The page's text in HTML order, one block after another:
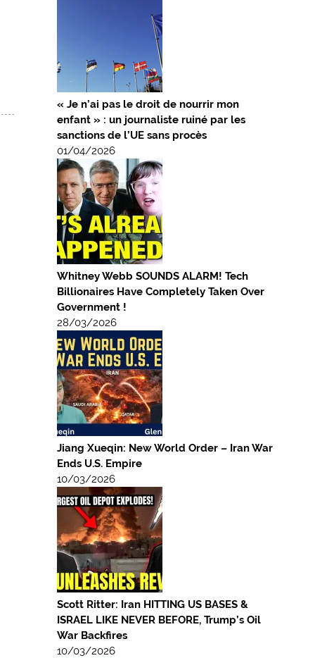
« Je n’ai pas le droit de nourrir mon
enfant » : un journaliste ruiné par les
sanctions de l’UE sans procès
01/04/2026
Whitney Webb SOUNDS ALARM! Tech
Billionaires Have Completely Taken Over
Government !
28/03/2026
Jiang Xueqin: New World Order – Iran War
Ends U.S. Empire
10/03/2026
Scott Ritter: Iran HITTING US BASES &
ISRAEL LIKE NEVER BEFORE, Trump’s Oil
War Backfires
10/03/2026